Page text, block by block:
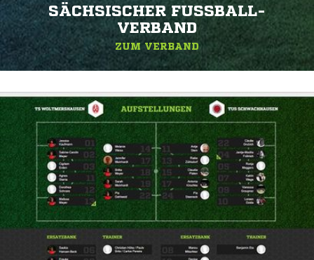
SÄCHSISCHER FUSSBALL-V
ERBAND
ZUM VERBAND